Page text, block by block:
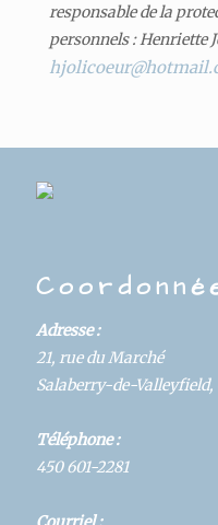
responsable de la
personnels : Henriette
Adresse :
21, rue du Marché
Salaberry-de-Valleyfield,
Téléphone :
450 601-2281